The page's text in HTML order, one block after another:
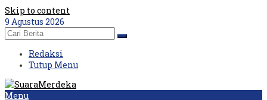
Skip to content
9 Agustus 2026
Redaksi
Tutup Menu
Menu